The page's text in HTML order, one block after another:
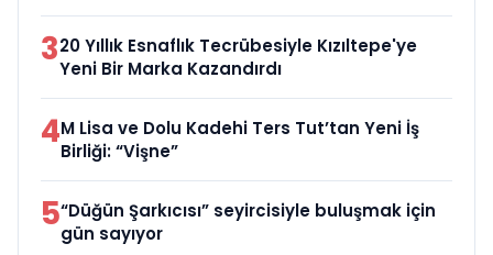
320 Yıllık Esnaflık Tecrübesiyle Kızıltepe'ye
Yeni Bir Marka Kazandırdı
4M Lisa ve Dolu Kadehi Ters Tut’tan Yeni İş
Birliği: “Vişne”
5“Düğün Şarkıcısı” seyircisiyle buluşmak için
gün sayıyor